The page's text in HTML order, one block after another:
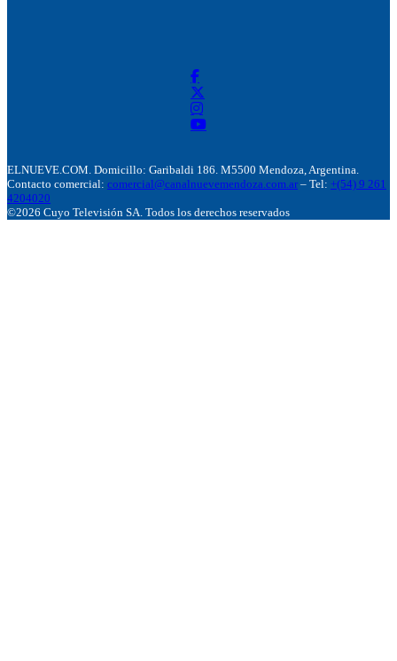
ELNUEVE.COM. Domicillo: Garibaldi 186. M5500 Mendoza, Argentina.
Contacto comercial: comercial@canalnuevemendoza.com.ar – Tel: +(54) 9 261
4204020
©2026 Cuyo Televisión SA. Todos los derechos reservados